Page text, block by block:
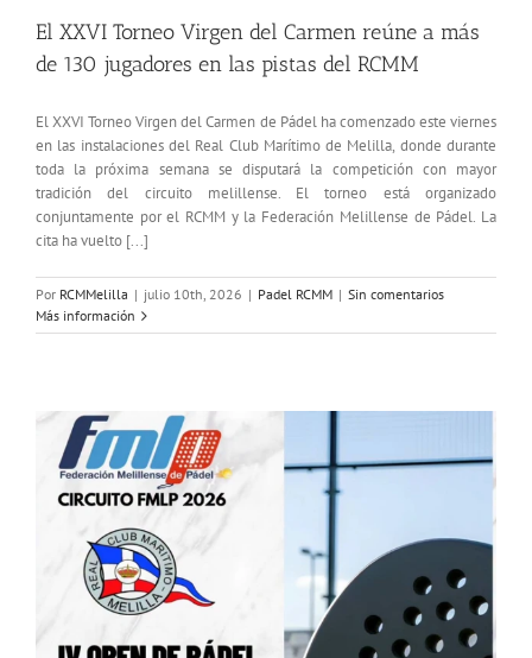
El XXVI Torneo Virgen del Carmen reúne a más
de 130 jugadores en las pistas del RCMM
El XXVI Torneo Virgen del Carmen de Pádel ha comenzado este viernes
en las instalaciones del Real Club Marítimo de Melilla, donde durante
toda la próxima semana se disputará la competición con mayor
tradición del circuito melillense. El torneo está organizado
conjuntamente por el RCMM y la Federación Melillense de Pádel. La
cita ha vuelto [...]
Por RCMMelilla | julio 10th, 2026 | Padel RCMM | Sin comentarios
Más información